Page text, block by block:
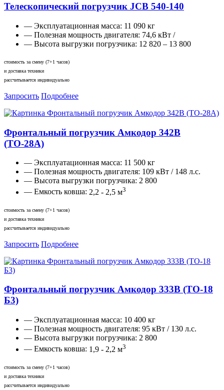
Телескопический погрузчик JCB 540-140
— Эксплуатационная масса: 11 090 кг
— Полезная мощность двигателя: 74,6 кВт /
— Высота выгрузки погрузчика: 12 820 – 13 800
стоимость за смену (7+1 часов)
и доставка техники
рассчитывается индивидуально
Запросить Подробнее
Фронтальный погрузчик Амкодор 342В
(ТО-28А)
— Эксплуатационная масса: 11 500 кг
— Полезная мощность двигателя: 109 кВт / 148 л.с.
— Высота выгрузки погрузчика: 2 800
— Емкость ковша: 2,2 - 2,5 м3
стоимость за смену (7+1 часов)
и доставка техники
рассчитывается индивидуально
Запросить Подробнее
Фронтальный погрузчик Амкодор 333В (ТО-18
Б3)
— Эксплуатационная масса: 10 400 кг
— Полезная мощность двигателя: 95 кВт / 130 л.с.
— Высота выгрузки погрузчика: 2 800
— Емкость ковша: 1,9 - 2,2 м3
стоимость за смену (7+1 часов)
и доставка техники
рассчитывается индивидуально